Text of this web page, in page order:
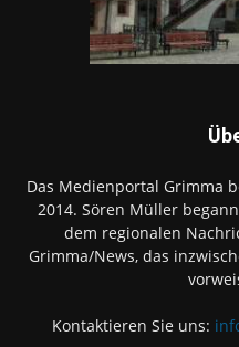
Das Medienportal Grimma
2014. Sören Müller
dem regionalen
Grimma/News, das
Kontaktieren Sie uns: